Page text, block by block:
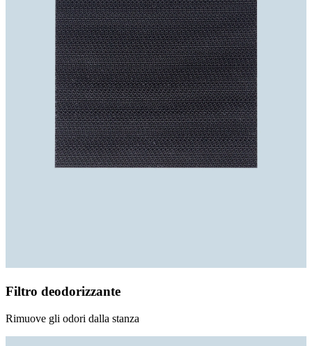
Filtro deodorizzante
Rimuove gli odori dalla stanza